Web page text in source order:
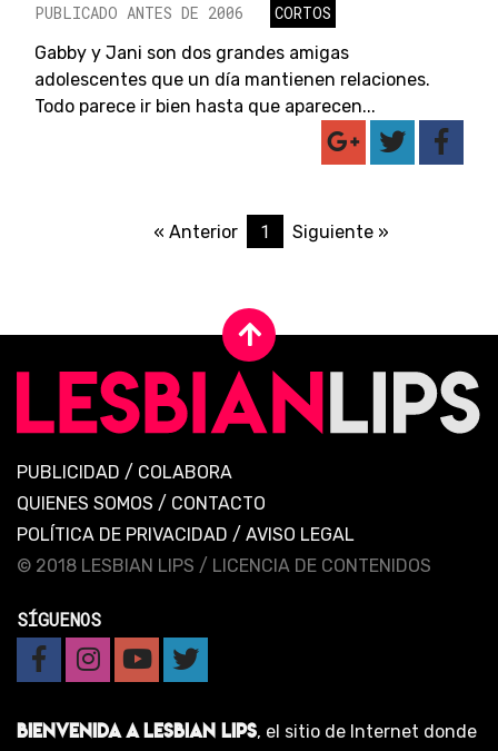
PUBLICADO ANTES DE 2006
CORTOS
Gabby y Jani son dos grandes amigas
adolescentes que un día mantienen relaciones.
Todo parece ir bien hasta que aparecen...
« Anterior 1 Siguiente »
PUBLICIDAD / COLABORA
QUIENES SOMOS / CONTACTO
POLÍTICA DE PRIVACIDAD / AVISO LEGAL
© 2018 LESBIAN LIPS / LICENCIA DE CONTENIDOS
SÍGUENOS
BIENVENIDA A LESBIAN LIPS, el sitio de Internet donde